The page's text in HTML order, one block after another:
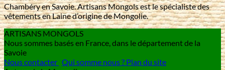
Chambéry en Savoie. Artisans Mongols est le spécialiste des
vêtements en Laine d’origine de Mongolie.
ARTISANS MONGOLS
Nous sommes basés en France, dans le département de la
Savoie
Nous contacter Qui somme nous ? Plan du site